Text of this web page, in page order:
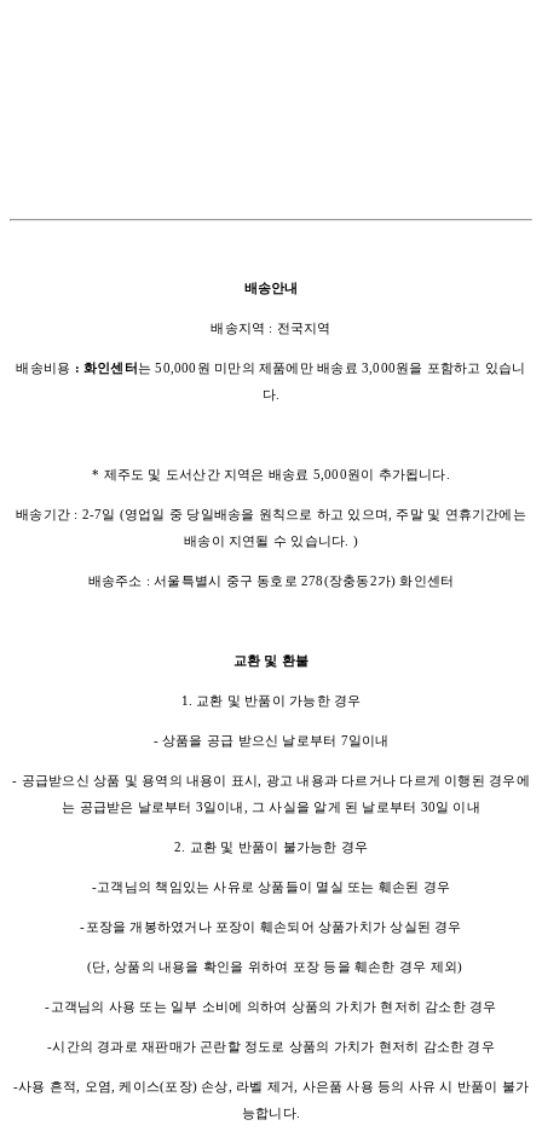
배송안내
배송지역 : 전국지역
배송비용 : 화인센터는 50,000원 미만의 제품에만 배송료 3,000원을 포함하고 있습니
다.
* 제주도 및 도서산간 지역은 배송료 5,000원이 추가됩니다.
배송기간 : 2-7일 (영업일 중 당일배송을 원칙으로 하고 있으며, 주말 및 연휴기간에는
배송이 지연될 수 있습니다. )
배송주소 : 서울특별시 중구 동호로 278(장충동2가) 화인센터
교환 및 환불
1. 교환 및 반품이 가능한 경우
- 상품을 공급 받으신 날로부터 7일이내
- 공급받으신 상품 및 용역의 내용이 표시, 광고 내용과 다르거나 다르게 이행된 경우에
는 공급받은 날로부터 3일이내, 그 사실을 알게 된 날로부터 30일 이내
2. 교환 및 반품이 불가능한 경우
-고객님의 책임있는 사유로 상품들이 멸실 또는 훼손된 경우
-포장을 개봉하였거나 포장이 훼손되어 상품가치가 상실된 경우
(단, 상품의 내용을 확인을 위하여 포장 등을 훼손한 경우 제외)
-고객님의 사용 또는 일부 소비에 의하여 상품의 가치가 현저히 감소한 경우
-시간의 경과로 재판매가 곤란할 정도로 상품의 가치가 현저히 감소한 경우
-사용 흔적, 오염, 케이스(포장) 손상, 라벨 제거, 사은품 사용 등의 사유 시 반품이 불가
능합니다.